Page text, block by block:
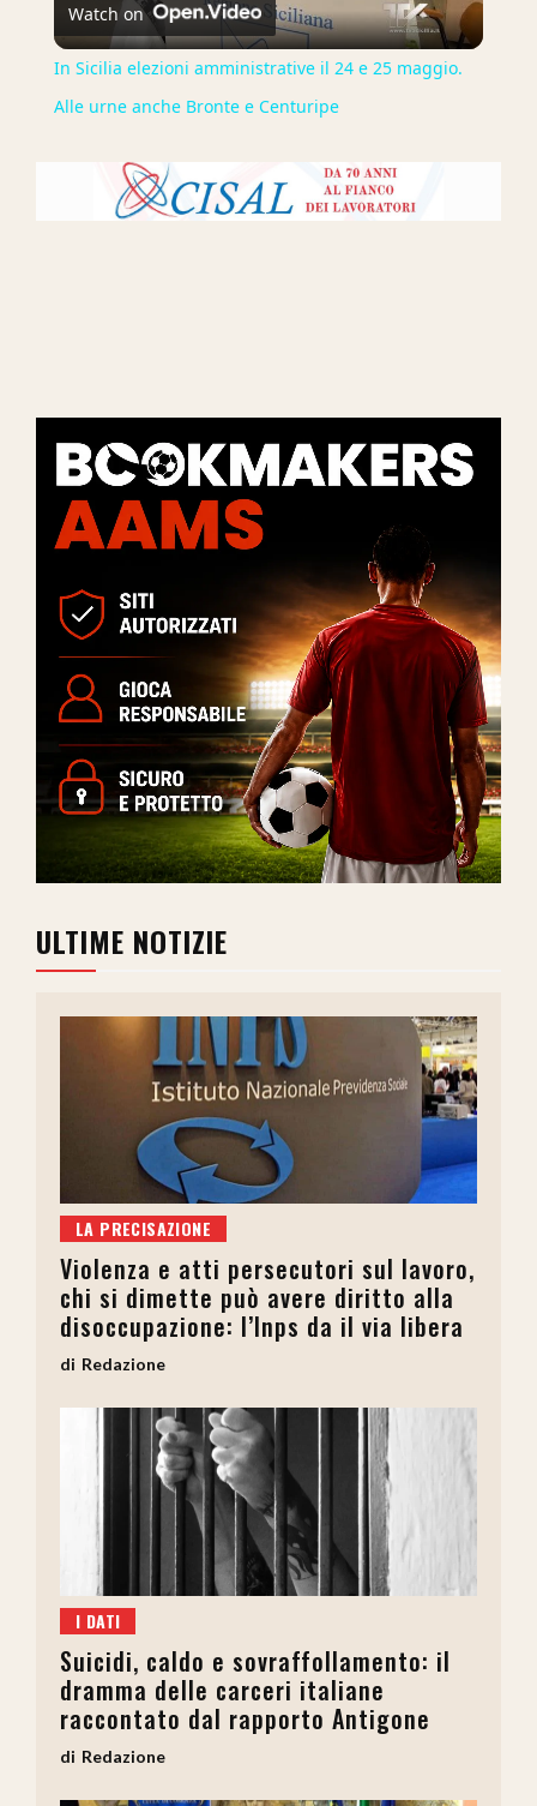
Video
Watch on
In Sicilia elezioni amministrative il 24 e 25 maggio.
Alle urne anche Bronte e Centuripe
ULTIME NOTIZIE
LA PRECISAZIONE
Violenza e atti persecutori sul lavoro,
chi si dimette può avere diritto alla
disoccupazione: l’Inps da il via libera
Redazione
I DATI
Suicidi, caldo e sovraffollamento: il
dramma delle carceri italiane
raccontato dal rapporto Antigone
Redazione